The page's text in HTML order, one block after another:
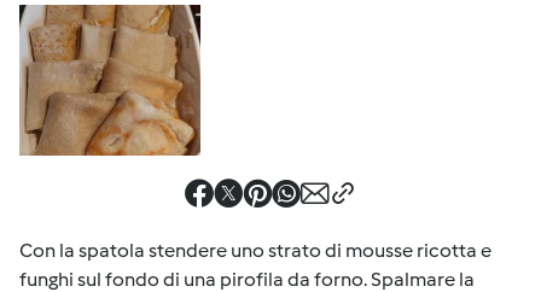
Con la spatola stendere uno strato di mousse ricotta e
funghi sul fondo di una pirofila da forno. Spalmare la